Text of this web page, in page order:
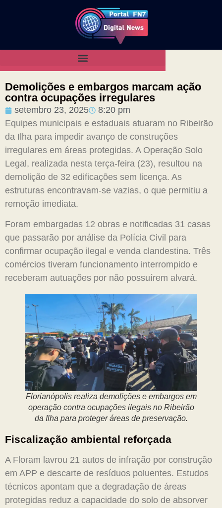
Demolições e embargos marcam ação
contra ocupações irregulares
setembro 23, 2025
8:20 pm
Equipes municipais e estaduais atuaram no Ribeirão
da Ilha para impedir avanço de construções
irregulares em áreas protegidas. A Operação Solo
Legal, realizada nesta terça-feira (23), resultou na
demolição de 32 edificações sem licença. As
estruturas encontravam-se vazias, o que permitiu a
remoção imediata.
Foram embargadas 12 obras e notificadas 31 casas
que passarão por análise da Polícia Civil para
confirmar ocupação ilegal e venda clandestina. Três
comércios tiveram funcionamento interrompido e
receberam autuações por não possuírem alvará.
Florianópolis realiza demolições e embargos em
operação contra ocupações ilegais no Ribeirão
da Ilha para proteger áreas de preservação.
Fiscalização ambiental reforçada
A Floram lavrou 21 autos de infração por construção
em APP e descarte de resíduos poluentes. Estudos
técnicos apontam que a degradação de áreas
protegidas reduz a capacidade do solo de absorver